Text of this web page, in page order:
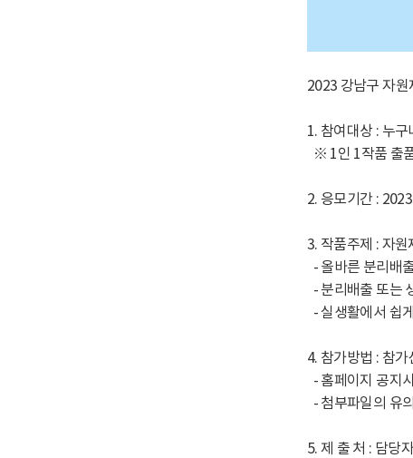
2023 강남구 자
1. 참여대상 : 누
※ 1인 1작품 출
2. 응모기간 :
3. 작품주제 : 자
- 올바른 분리배
- 분리배출 또는
- 실생활에서 쉽
4. 참가방법 : 참
- 홈페이지 공지
- 첨부파일의 유
5. 제 출 처 : 담당